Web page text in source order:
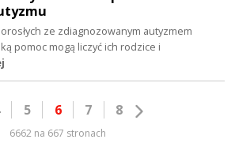
ze zdiagnozowanym autyzmem
pomoc mogą liczyć ich rodzice i
5 6 7 8
6662 na 667 stronach